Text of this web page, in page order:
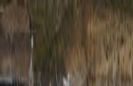
RADIO SOMEȘ
Categorii